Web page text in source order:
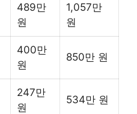
489만
원
1,057만
원
400만
원
850만 원
247만
원
534만 원